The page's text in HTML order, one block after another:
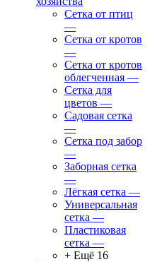
Сетка от птиц
—
Сетка от кротов
—
Сетка от кротов
облегченная —
Сетка для
цветов —
Садовая сетка
—
Сетка под забор
—
Заборная сетка
—
Лёгкая сетка —
Универсальная
сетка —
Пластиковая
сетка —
+ Ещё 16